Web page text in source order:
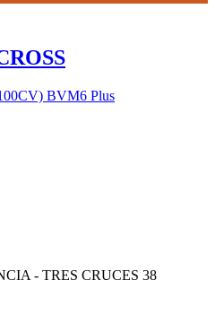
BVM6 Plus
- TRES CRUCES 38